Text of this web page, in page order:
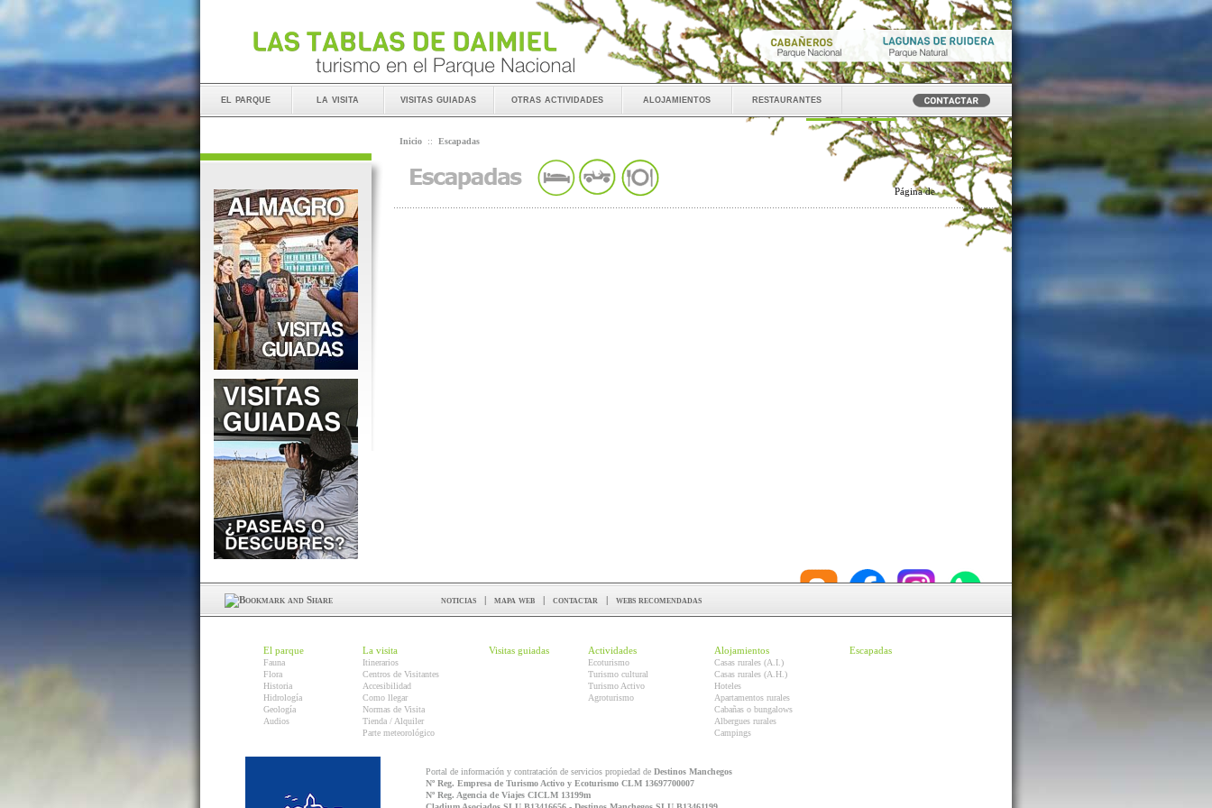
el parque la visita visitas guiadas otras actividades alojamientos restaurantes
Inicio :: Escapadas
Páginade
noticias | mapa web | contactar | webs recomendadas
El parque
Fauna
Flora
Historia
Hidrología
Geología
Audios
La visita
Itinerarios
Centros de Visitantes
Accesibilidad
Como llegar
Normas de Visita
Tienda / Alquiler
Parte meteorológico
Visitas guiadas Actividades
Ecoturismo
Turismo cultural
Turismo Activo
Agroturismo
Alojamientos
Casas rurales (A.I.)
Casas rurales (A.H.)
Hoteles
Apartamentos rurales
Cabañas o bungalows
Albergues rurales
Campings
Escapadas
Portal de información y contratación de servicios propiedad de Destinos Manchegos
Nº Reg. Empresa de Turismo Activo y Ecoturismo CLM 13697700007
Nº Reg. Agencia de Viajes CICLM 13199m